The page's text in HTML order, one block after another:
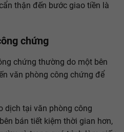
thận đến bước giao tiền là
chứng
chứng thường do một bên
văn phòng công chứng để
dịch tại văn phòng công
bán tiết kiệm thời gian hơn,